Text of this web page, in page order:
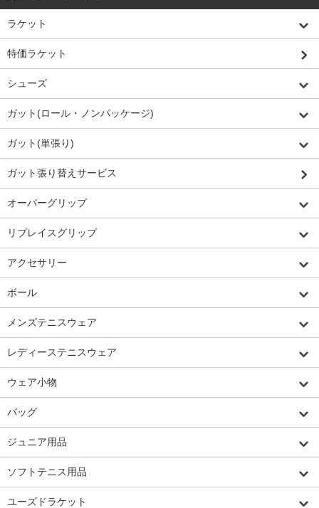
ラケット
特価ラケット
シューズ
ガット(ロール・ノンパッケージ)
ガット(単張り)
ガット張り替えサービス
オーバーグリップ
リプレイスグリップ
アクセサリー
ボール
メンズテニスウェア
レディーステニスウェア
ウェア小物
バッグ
ジュニア用品
ソフトテニス用品
ユーズドラケット